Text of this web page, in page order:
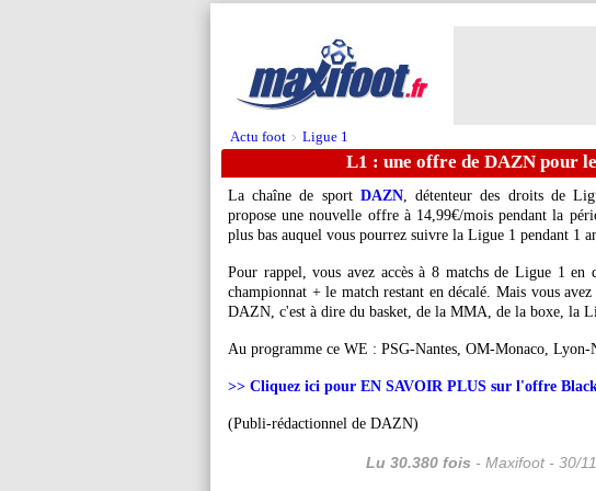
Actu foot > Ligue 1
L1 : une offre de DAZN pour
La chaîne de sport DAZN, détenteur des droits de
propose une nouvelle offre à 14,99€/mois pendant la
plus bas auquel vous pourrez suivre la Ligue 1 pendant 1
Pour rappel, vous avez accès à 8 matchs de Ligue 1
championnat + le match restant en décalé. Mais vous
DAZN, c'est à dire du basket, de la MMA, de la boxe, la
Au programme ce WE : PSG-Nantes, OM-Monaco,
>> Cliquez ici pour EN SAVOIR PLUS sur l'offre
(Publi-rédactionnel de DAZN)
Lu 30.380 fois - Maxifoot - 30/